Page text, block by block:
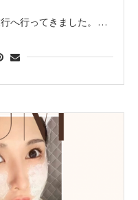
へ行ってきました。 …